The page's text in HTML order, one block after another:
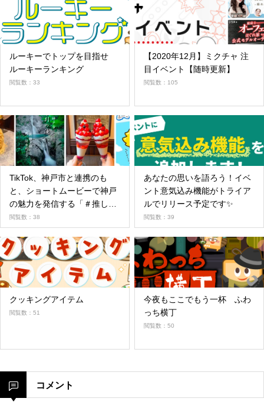
ルーキーでトップを目指せ
ルーキーランキング
閲覧数：33
【2020年12月】ミクチャ 注
目イベント【随時更新】
閲覧数：105
TikTok、神戸市と連携のも
と、ショートムービーで神戸
の魅力を発信する「＃推し神
戸」KOBE動画投稿キャンペ
ーンを7月13日から開始
閲覧数：38
あなたの思いを語ろう！イベ
ント意気込み機能がトライア
ルでリリース予定です✨
閲覧数：39
クッキングアイテム
閲覧数：51
今夜もここでもう一杯 ふわ
っち横丁
閲覧数：50
コメント